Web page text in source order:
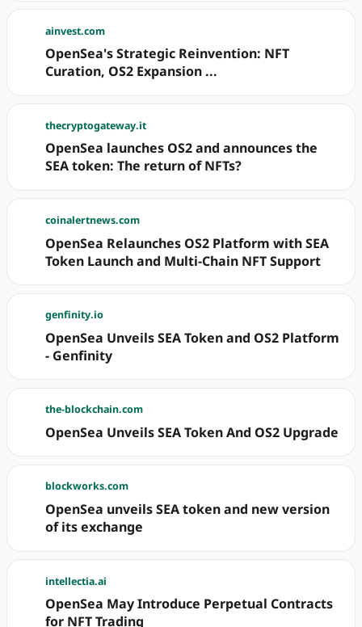
ainvest.com
OpenSea's Strategic Reinvention: NFT
Curation, OS2 Expansion ...
thecryptogateway.it
OpenSea launches OS2 and announces the
SEA token: The return of NFTs?
coinalertnews.com
OpenSea Relaunches OS2 Platform with SEA
Token Launch and Multi-Chain NFT Support
genfinity.io
OpenSea Unveils SEA Token and OS2 Platform
- Genfinity
the-blockchain.com
OpenSea Unveils SEA Token And OS2 Upgrade
blockworks.com
OpenSea unveils SEA token and new version
of its exchange
intellectia.ai
OpenSea May Introduce Perpetual Contracts
for NFT Trading